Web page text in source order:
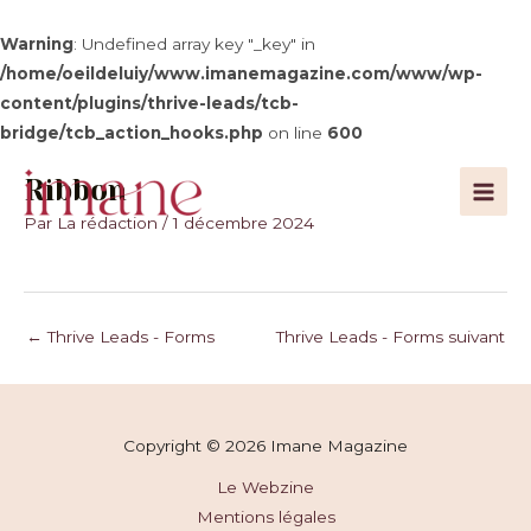
Warning: Undefined array key "_key" in
/home/oeildeluiy/www.imanemagazine.com/www/wp-
content/plugins/thrive-leads/tcb-
bridge/tcb_action_hooks.php on line 600
contenu
Main
Ribbon
Par La rédaction /1 décembre 2024
Navigation
articles
← Thrive Leads - Forms
Thrive Leads - Forms suivant
Copyright © 2026 Imane Magazine
Le Webzine
Mentions légales